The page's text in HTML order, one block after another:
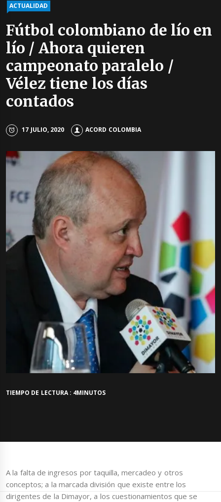
ACTUALIDAD
Fútbol colombiano de lío en
lío / Ahora quieren
campeonato paralelo /
Vélez tiene los días
contados
17 JULIO, 2020 ACORD COLOMBIA
TIEMPO DE LECTURA : 4MINUTOS
A la falta de ingresos por taquilla, mercadeo y otros
conceptos; a la marcada división que existe entre los
dirigentes de la Dimayor, a los cuestionamientos que se